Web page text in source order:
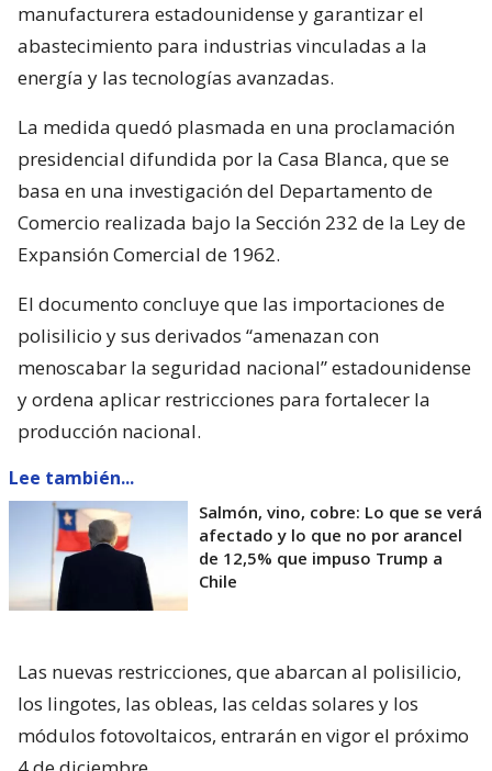
manufacturera estadounidense y garantizar el
abastecimiento para industrias vinculadas a la
energía y las tecnologías avanzadas.
La medida quedó plasmada en una proclamación
presidencial difundida por la Casa Blanca, que se
basa en una investigación del Departamento de
Comercio realizada bajo la Sección 232 de la Ley de
Expansión Comercial de 1962.
El documento concluye que las importaciones de
polisilicio y sus derivados “amenazan con
menoscabar la seguridad nacional” estadounidense
y ordena aplicar restricciones para fortalecer la
producción nacional.
Lee también...
Salmón, vino, cobre: Lo que se verá
afectado y lo que no por arancel
de 12,5% que impuso Trump a
Chile
Las nuevas restricciones, que abarcan al polisilicio,
los lingotes, las obleas, las celdas solares y los
módulos fotovoltaicos, entrarán en vigor el próximo